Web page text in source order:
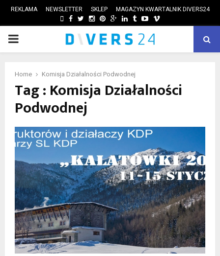
REKLAMA NEWSLETTER SKLEP MAGAZYN KWARTALNIK DIVERS24
FACEBOOK
TWITTER
INSTAGRAM
PINTEREST
GOOGLE
LINKEDIN
TUMBLRYOUTUBE
VIMEO
PRIMARY
Home Komisja Działalności Podwodnej
Tag : Komisja Działalności
Podwodnej